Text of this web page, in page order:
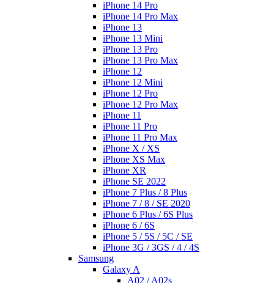
iPhone 14 Pro
iPhone 14 Pro Max
iPhone 13
iPhone 13 Mini
iPhone 13 Pro
iPhone 13 Pro Max
iPhone 12
iPhone 12 Mini
iPhone 12 Pro
iPhone 12 Pro Max
iPhone 11
iPhone 11 Pro
iPhone 11 Pro Max
iPhone X / XS
iPhone XS Max
iPhone XR
iPhone SE 2022
iPhone 7 Plus / 8 Plus
iPhone 7 / 8 / SE 2020
iPhone 6 Plus / 6S Plus
iPhone 6 / 6S
iPhone 5 / 5S / 5C / SE
iPhone 3G / 3GS / 4 / 4S
Samsung
Galaxy A
A02 / A02s